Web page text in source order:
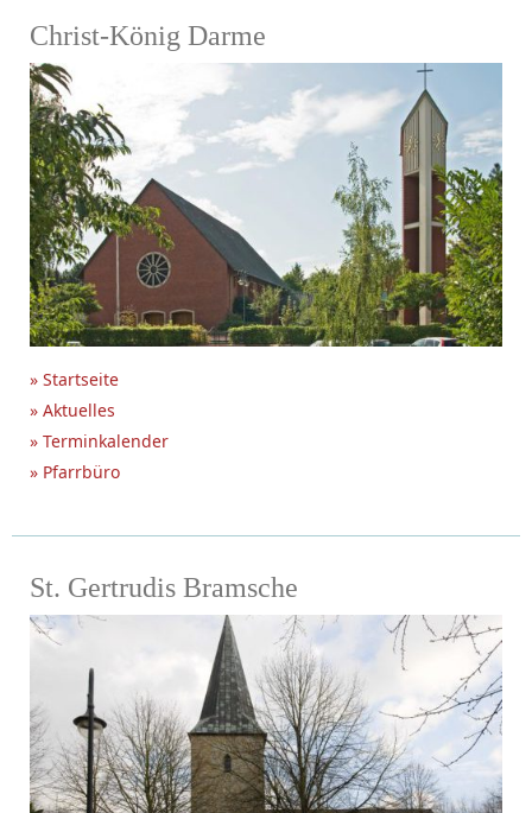
Christ-König Darme
» Startseite
» Aktuelles
» Terminkalender
» Pfarrbüro
St. Gertrudis Bramsche